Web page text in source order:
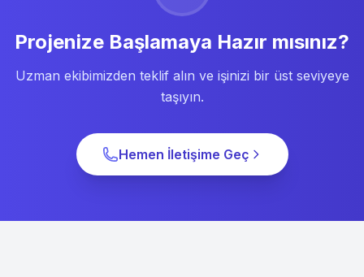
Projenize Başlamaya Hazır mısınız?
Uzman ekibimizden teklif alın ve işinizi bir üst seviyeye
taşıyın.
Hemen İletişime Geç